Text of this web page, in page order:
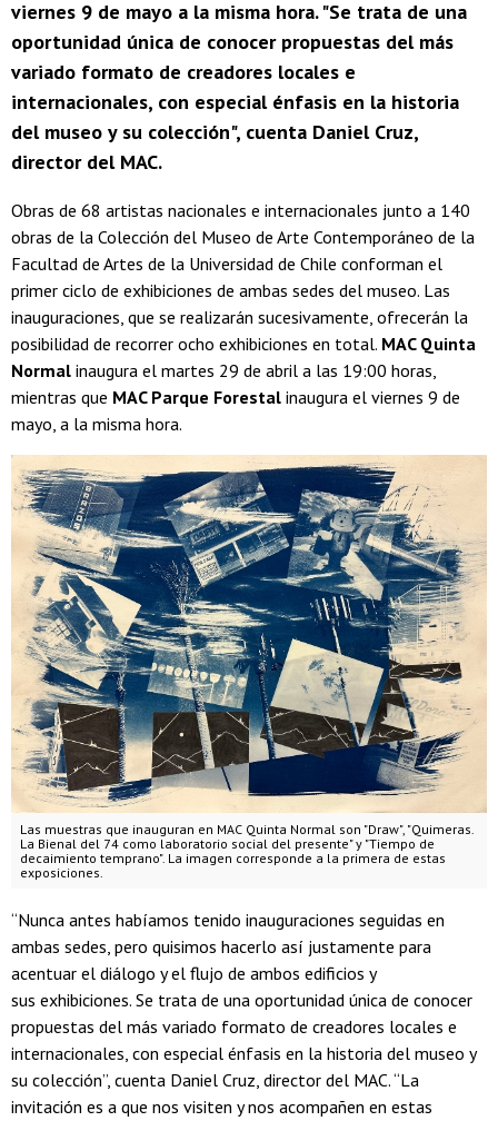
viernes 9 de mayo a la misma hora. "Se trata de una
oportunidad única de conocer propuestas del más
variado formato de creadores locales e
internacionales, con especial énfasis en la historia
del museo y su colección", cuenta Daniel Cruz,
director del MAC.
Obras de 68 artistas nacionales e internacionales junto a 140
obras de la Colección del Museo de Arte Contemporáneo de la
Facultad de Artes de la Universidad de Chile conforman el
primer ciclo de exhibiciones de ambas sedes del museo. Las
inauguraciones, que se realizarán sucesivamente, ofrecerán la
posibilidad de recorrer ocho exhibiciones en total. MAC Quinta
Normal inaugura el martes 29 de abril a las 19:00 horas,
mientras que MAC Parque Forestal inaugura el viernes 9 de
mayo, a la misma hora.
Las muestras que inauguran en MAC Quinta Normal son "Draw", "Quimeras.
La Bienal del 74 como laboratorio social del presente" y "Tiempo de
decaimiento temprano". La imagen corresponde a la primera de estas
exposiciones.
“Nunca antes habíamos tenido inauguraciones seguidas en
ambas sedes, pero quisimos hacerlo así justamente para
acentuar el diálogo y el flujo de ambos edificios y
sus exhibiciones. Se trata de una oportunidad única de conocer
propuestas del más variado formato de creadores locales e
internacionales, con especial énfasis en la historia del museo y
su colección”, cuenta Daniel Cruz, director del MAC. “La
invitación es a que nos visiten y nos acompañen en estas